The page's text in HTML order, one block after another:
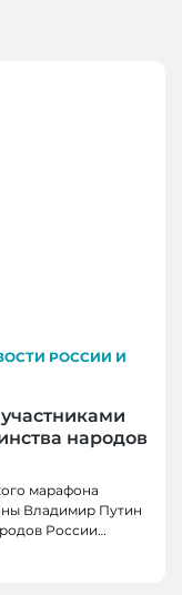
РОССИИ И
народов
марафона
Владимир Путин
России…